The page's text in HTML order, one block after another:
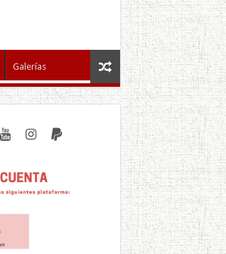
Galerías